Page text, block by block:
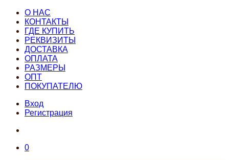
О НАС
КОНТАКТЫ
ГДЕ КУПИТЬ
РЕКВИЗИТЫ
ДОСТАВКА
ОПЛАТА
РАЗМЕРЫ
ОПТ
ПОКУПАТЕЛЮ
Вход
Регистрация
0